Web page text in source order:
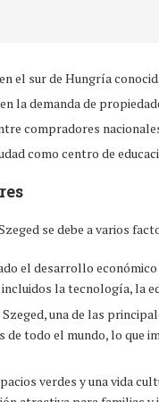
el sur de Hungría
la demanda de
compradores
como centro de
se debe a varios
el desarrollo
la tecnología, la
una de las
todo el mundo, lo que
verdes y una vida